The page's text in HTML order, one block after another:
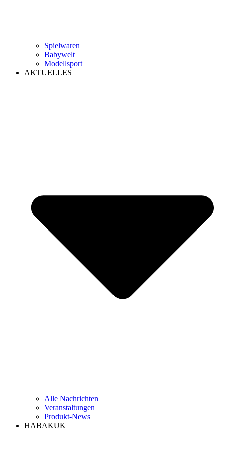
Spielwaren
Babywelt
Modellsport
AKTUELLES
Alle Nachrichten
Veranstaltungen
Produkt-News
HABAKUK